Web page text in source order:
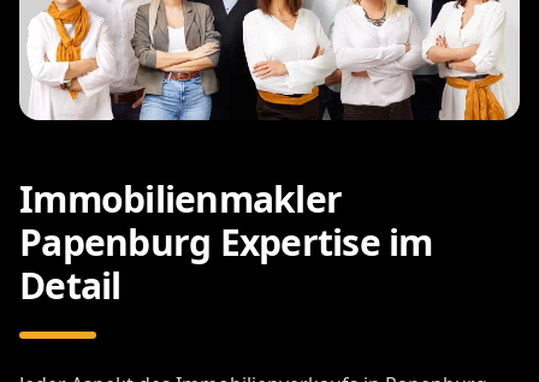
Immobilienmakler
Papenburg Expertise im
Detail